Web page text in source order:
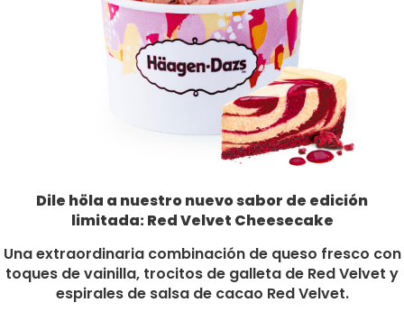
Dile höla a nuestro nuevo sabor de edición
limitada: Red Velvet Cheesecake
Una extraordinaria combinación de queso fresco con
toques de vainilla, trocitos de galleta de Red Velvet y
espirales de salsa de cacao Red Velvet.